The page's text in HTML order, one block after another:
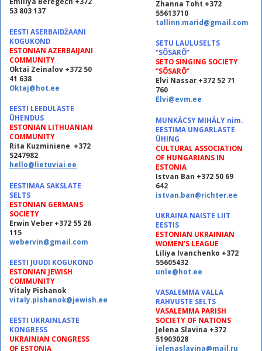
53 803 137
EESTI ASERBAIDŽAANI
KOGUKOND
ESTONIAN AZERBAIJANI
COMMUNITY
Oktai Zeinalov +372 50
41 638
Oktaj@hot.ee
EESTI LEEDULASTE
ÜHENDUS
ESTONIAN LITHUANIAN
COMMUNITY
Rita Kuzminiene +372
5247982
hello@lietuviai.ee
EESTIMAA SAKSLATE
SELTS
ESTONIAN GERMANS
SOCIETY
Erwin Veber +372 55 26
115
webervin@gmail.com
EESTI JUUDI KOGUKOND
ESTONIAN JEWISH
COMMUNITY
Vitaly Pishanok
vitaly.pishanok@jewish.ee
EESTI UKRAINLASTE
KONGRESS
UKRAINIAN CONGRESS
OF ESTONIA
Zhanna Toht +372
55613710
tallinn.marid@gmail.com
SETU LAULUSELTS
“SÕSARÕ”
SETO SINGING SOCIETY
“SÕSARÕ”
Elvi Nassar +372 52 71
760
Elvi@evm.ee
MUNKÁCSY MIHÁLY nim.
EESTIMA UNGARLASTE
ÜHING
CULTURAL ASSOCIATION
OF HUNGARIANS IN
ESTONIA
Istvan Ban +372 50 69
642
istvan.ban@richter.ee
UKRAINA NAISTE LIIT
EESTIS
ESTONIAN UKRAINIAN
WOMEN’S LEAGUE
Liliya Ivanchenko +372
55605432
unle@hot.ee
VASALEMMA VALLA
RAHVUSTE SELTS
VASALEMMA PARISH
SOCIETY OF NATIONS
Jelena Slavina +372
51903028
jelenaslavina@mail.ru